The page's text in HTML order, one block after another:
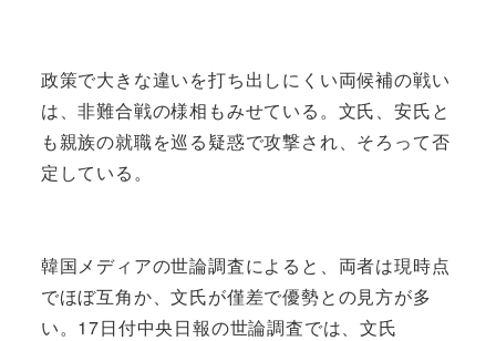
政策で大きな違いを打ち出しにくい両候補の戦い
は、非難合戦の様相もみせている。文氏、安氏と
も親族の就職を巡る疑惑で攻撃され、そろって否
定している。
韓国メディアの世論調査によると、両者は現時点
でほぼ互角か、文氏が僅差で優勢との見方が多
い。17日付中央日報の世論調査では、文氏